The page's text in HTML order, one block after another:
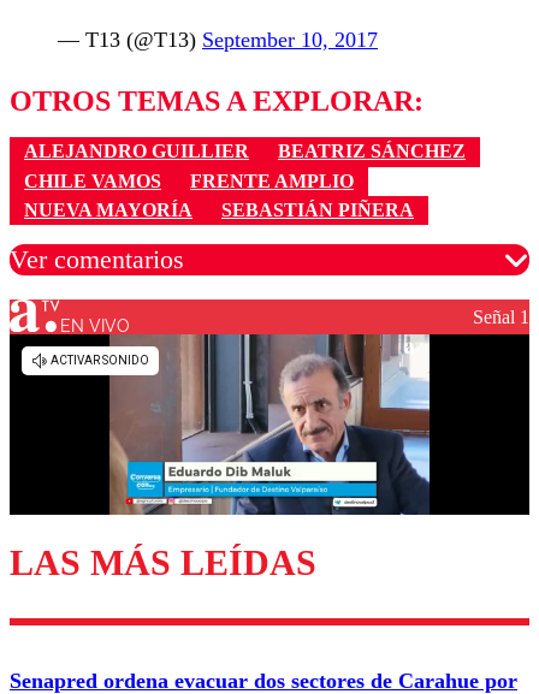
— T13 (@T13) September 10, 2017
OTROS TEMAS A EXPLORAR:
ALEJANDRO GUILLIER
BEATRIZ SÁNCHEZ
CHILE VAMOS
FRENTE AMPLIO
NUEVA MAYORÍA
SEBASTIÁN PIÑERA
Ver comentarios
Los comentarios son moderados para garantizar un
diálogo respetuoso.
Enviar comentario
EN VIVO Señal 1
LAS MÁS LEÍDAS
Senapred ordena evacuar dos sectores de Carahue por